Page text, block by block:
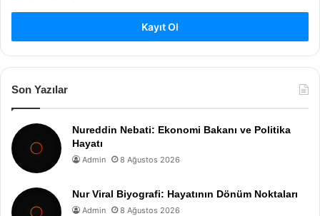
Kayıt Ol
Son Yazılar
Nureddin Nebati: Ekonomi Bakanı ve Politika
Hayatı
Admin 8 Ağustos 2026
Nur Viral Biyografi: Hayatının Dönüm Noktaları
Admin 8 Ağustos 2026